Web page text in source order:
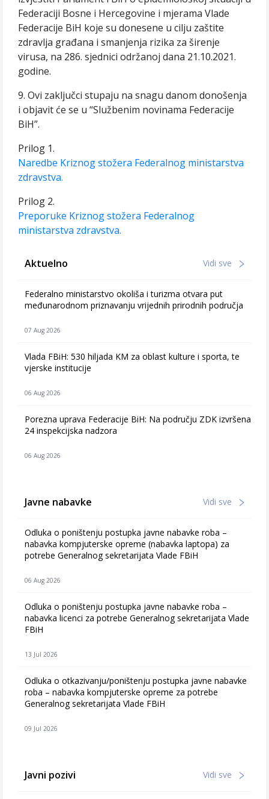
Federaciji Bosne i Hercegovine i mjerama Vlade
Federacije BiH koje su donesene u cilju zaštite
zdravlja građana i smanjenja rizika za širenje
virusa, na 286. sjednici održanoj dana 21.10.2021.
godine.
9. Ovi zaključci stupaju na snagu danom donošenja
i objavit će se u “Službenim novinama Federacije
BiH”.
Prilog 1.
Naredbe Kriznog stožera Federalnog ministarstva
zdravstva.
Prilog 2.
Preporuke Kriznog stožera Federalnog
ministarstva zdravstva.
Aktuelno Vidi sve
Federalno ministarstvo okoliša i turizma otvara put
međunarodnom priznavanju vrijednih prirodnih područja
07 Aug 2026
Vlada FBiH: 530 hiljada KM za oblast kulture i sporta, te
vjerske institucije
06 Aug 2026
Porezna uprava Federacije BiH: Na području ZDK izvršena
24 inspekcijska nadzora
06 Aug 2026
Javne nabavke Vidi sve
Odluka o poništenju postupka javne nabavke roba –
nabavka kompjuterske opreme (nabavka laptopa) za
potrebe Generalnog sekretarijata Vlade FBiH
06 Aug 2026
Odluka o poništenju postupka javne nabavke roba –
nabavka licenci za potrebe Generalnog sekretarijata Vlade
FBiH
13 Jul 2026
Odluka o otkazivanju/poništenju postupka javne nabavke
roba – nabavka kompjuterske opreme za potrebe
Generalnog sekretarijata Vlade FBiH
09 Jul 2026
Javni pozivi Vidi sve